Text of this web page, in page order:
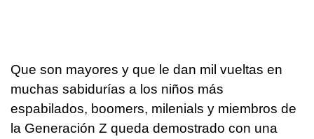
Que son mayores y que le dan mil vueltas en
muchas sabidurías a los niños más
espabilados, boomers, milenials y miembros de
la Generación Z queda demostrado con una